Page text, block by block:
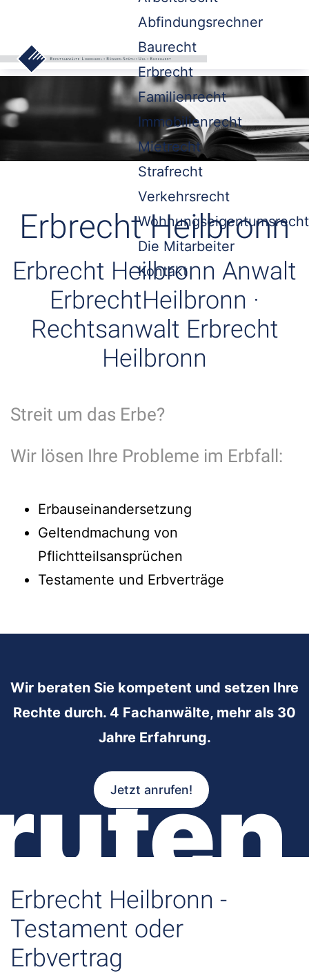
Abfindungsrechner
Baurecht
Erbrecht
Familienrecht
Immobilienrecht
Mietrecht
Strafrecht
Verkehrsrecht
Wohnungseigentumsrecht
Die Mitarbeiter
Kontakt
Erbrecht Heilbronn
Erbrecht Heilbronn Anwalt
ErbrechtHeilbronn ·
Rechtsanwalt Erbrecht
Heilbronn
Streit um das Erbe?
Wir lösen Ihre Probleme im Erbfall:
Erbauseinandersetzung
Geltendmachung von
Pflichtteilsansprüchen
Testamente und Erbverträge
Wir beraten Sie kompetent und setzen Ihre
Rechte durch. 4 Fachanwälte, mehr als 30
Jahre Erfahrung.
Jetzt anrufen!
Erbrecht Heilbronn -
Testament oder
Erbvertrag